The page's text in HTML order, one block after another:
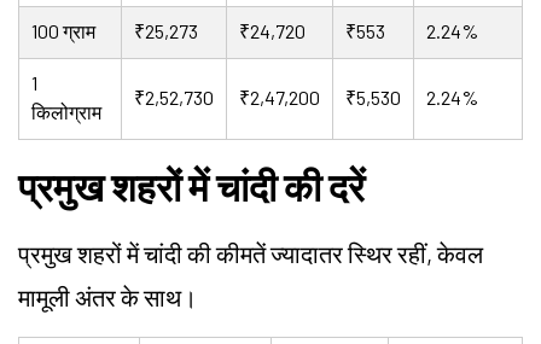
100 ग्राम ₹25,273 ₹24,720 ₹553 2.24%
1
किलोग्राम
₹2,52,730 ₹2,47,200 ₹5,530 2.24%
प्रमुख शहरों में चांदी की दरें
प्रमुख शहरों में चांदी की कीमतें ज्यादातर स्थिर रहीं, केवल
मामूली अंतर के साथ।